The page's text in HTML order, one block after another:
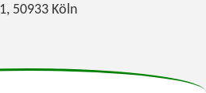
, 50933 Köln